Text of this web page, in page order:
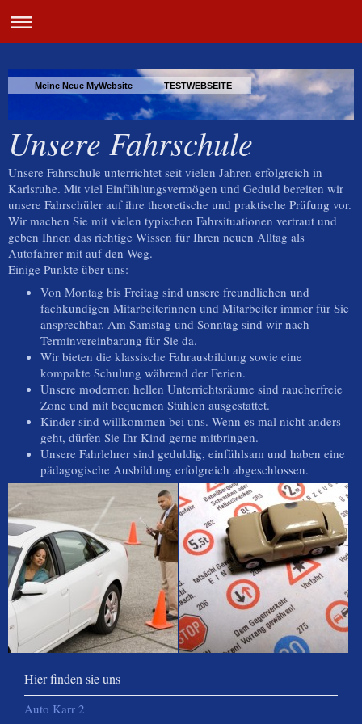
Meine Neue MyWebsite TESTWEBSEITE
Unsere Fahrschule
Unsere Fahrschule unterrichtet seit vielen Jahren erfolgreich in
Karlsruhe. Mit viel Einfühlungsvermögen und Geduld bereiten wir
unsere Fahrschüler auf ihre theoretische und praktische Prüfung vor.
Wir machen Sie mit vielen typischen Fahrsituationen vertraut und
geben Ihnen das richtige Wissen für Ihren neuen Alltag als
Autofahrer mit auf den Weg.
Einige Punkte über uns:
Von Montag bis Freitag sind unsere freundlichen und
fachkundigen Mitarbeiterinnen und Mitarbeiter immer für Sie
ansprechbar. Am Samstag und Sonntag sind wir nach
Terminvereinbarung für Sie da.
Wir bieten die klassische Fahrausbildung sowie eine
kompakte Schulung während der Ferien.
Unsere modernen hellen Unterrichtsräume sind raucherfreie
Zone und mit bequemen Stühlen ausgestattet.
Kinder sind willkommen bei uns. Wenn es mal nicht anders
geht, dürfen Sie Ihr Kind gerne mitbringen.
Unsere Fahrlehrer sind geduldig, einfühlsam und haben eine
pädagogische Ausbildung erfolgreich abgeschlossen.
Hier finden sie uns
Auto Karr 2